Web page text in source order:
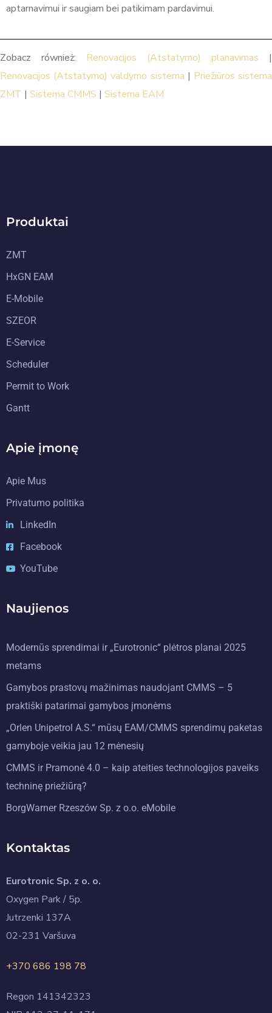
aptarnavimui ir saugiam bei patikimam pardavimui.
Zobacz również: Renovacijos (Atstatymo) planavimas |
Renovacijos (Atstatymo) valdymo sistema | Priežiūros sistema
ZMT | Sistema CMMS | Sistema EAM
Produktai
ZMT
HxGN EAM
E-Mobile
SZEOR
E-Service
Scheduler
Permit to Work
Gantt
Apie įmonę
Apie Mus
Privatumo politika
LinkedIn
Facebook
YouTube
Naujienos
Modernūs sprendimai ir „Eurotronic“ plėtros planai 2025
metams
Gamybos prastovų mažinimas naudojant CMMS – 5
praktiški patarimai gamybos įmonėms
„Orlen Unipetrol A.S.“ mūsų EAM/CMMS sprendimų paketas
gamyboje veikia jau 12 mėnesių
CMMS ir Pramonė 4.0 – kaip ateities technologijos paveiks
techninę priežiūrą?
BorgWarner Rzeszów Sp. z o.o. eMobile
Kontaktas
Eurotronic Sp. z o. o.
Oxygen Park / 5p.
Jutrzenki 137A
02-231 Varšuva
+370 686 198 78
Regon 141342323